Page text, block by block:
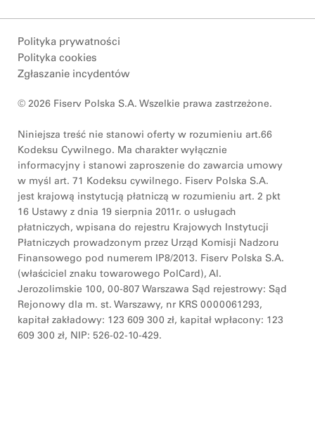
Polityka prywatności
Polityka cookies
Zgłaszanie incydentów
© 2026 Fiserv Polska S.A. Wszelkie prawa zastrzeżone.
Niniejsza treść nie stanowi oferty w rozumieniu art.66
Kodeksu Cywilnego. Ma charakter wyłącznie
informacyjny i stanowi zaproszenie do zawarcia umowy
w myśl art. 71 Kodeksu cywilnego. Fiserv Polska S.A.
jest krajową instytucją płatniczą w rozumieniu art. 2 pkt
16 Ustawy z dnia 19 sierpnia 2011r. o usługach
płatniczych, wpisana do rejestru Krajowych Instytucji
Płatniczych prowadzonym przez Urząd Komisji Nadzoru
Finansowego pod numerem IP8/2013. Fiserv Polska S.A.
(właściciel znaku towarowego PolCard), Al.
Jerozolimskie 100, 00-807 Warszawa Sąd rejestrowy: Sąd
Rejonowy dla m. st. Warszawy, nr KRS 0000061293,
kapitał zakładowy: 123 609 300 zł, kapitał wpłacony: 123
609 300 zł, NIP: 526-02-10-429.